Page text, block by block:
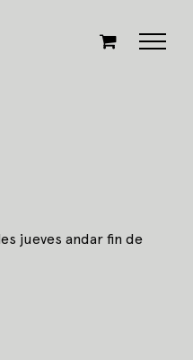
jueves andar fin de